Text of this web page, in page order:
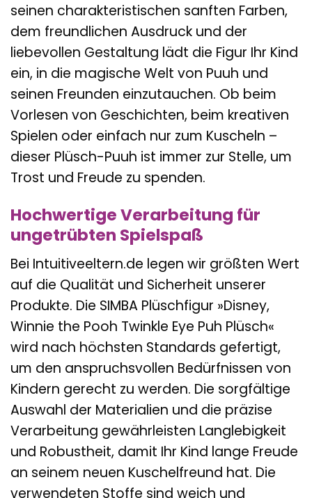
seinen charakteristischen sanften Farben,
dem freundlichen Ausdruck und der
liebevollen Gestaltung lädt die Figur Ihr Kind
ein, in die magische Welt von Puuh und
seinen Freunden einzutauchen. Ob beim
Vorlesen von Geschichten, beim kreativen
Spielen oder einfach nur zum Kuscheln –
dieser Plüsch-Puuh ist immer zur Stelle, um
Trost und Freude zu spenden.
Hochwertige Verarbeitung für
ungetrübten Spielspaß
Bei Intuitiveeltern.de legen wir größten Wert
auf die Qualität und Sicherheit unserer
Produkte. Die SIMBA Plüschfigur »Disney,
Winnie the Pooh Twinkle Eye Puh Plüsch«
wird nach höchsten Standards gefertigt,
um den anspruchsvollen Bedürfnissen von
Kindern gerecht zu werden. Die sorgfältige
Auswahl der Materialien und die präzise
Verarbeitung gewährleisten Langlebigkeit
und Robustheit, damit Ihr Kind lange Freude
an seinem neuen Kuschelfreund hat. Die
verwendeten Stoffe sind weich und